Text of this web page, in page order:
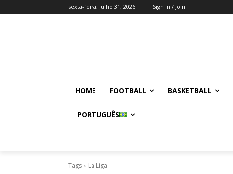
sexta-feira, julho 31, 2026 Sign in / Join
HOME FOOTBALL BASKETBALL
PORTUGUÊS
Tags La Liga